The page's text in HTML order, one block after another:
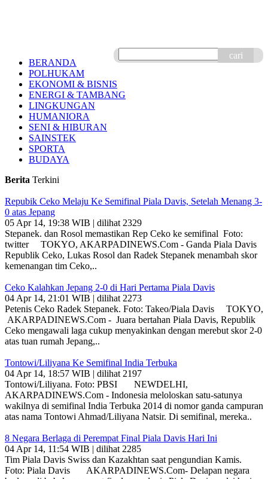
cari
BERANDA
POLHUKAM
EKONOMI & BISNIS
ENERGI & TAMBANG
LINGKUNGAN
HUMANIORA
SENI & HIBURAN
SAINSTEK
SPORTA
BUDAYA
Berita Terkini
Repubik Ceko Melaju Ke Semifinal Piala Davis, Setelah Menang 3-
0 atas Jepang
05 Apr 14, 19:38 WIB | dilihat 2329
Stepanek. dan Rosol memastikan Rep Ceko ke semifinal Foto:
twitter TOKYO, AKARPADINEWS.Com - Ganda Piala Davis
Republik Ceko, Lukas Rosol dan Radek Stepanek menambah skor
kemenangan tim Ceko,..
Ceko Kalahkan Jepang 2-0 di Hari Pertama Piala Davis
04 Apr 14, 21:01 WIB | dilihat 2273
Petenis Ceko Radek Stepanek. Foto: Takeo/Piala Davis TOKYO,
AKARPADINEWS.Com - Juara bertahan Piala Davis, Republik
Ceko mengawali laga cukup menyakinkan dengan merebut skor 2-0
atas tuan rumah Jepang,..
Tontowi/Liliyana Ke Semifinal India Terbuka
04 Apr 14, 18:57 WIB | dilihat 2197
Tontowi/Liliyana. Foto: PBSI NEWDELHI,
AKARPADINEWS.Com - Indonesia meloloskan satu-satunya
wakilnya di semifinal India Terbuka 2014 di nomor ganda campuran
atas nama Tontowi Ahmad/Liliyana Natsir. Di semifinal, mereka..
8 Negara Berlaga di Perempat Final Piala Davis Hari Ini
04 Apr 14, 11:54 WIB | dilihat 2285
Tim Piala Davis Swiss dan Kazakhtan saat pengundian Kamis.
Foto: Piala Davis AKARPADINEWS.Com- Delapan negara